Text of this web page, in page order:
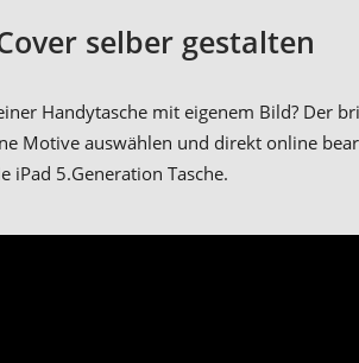
selber gestalten
Handytasche mit eigenem Bild? Der
Motive auswählen und direkt online
iPad 5.Generation Tasche.